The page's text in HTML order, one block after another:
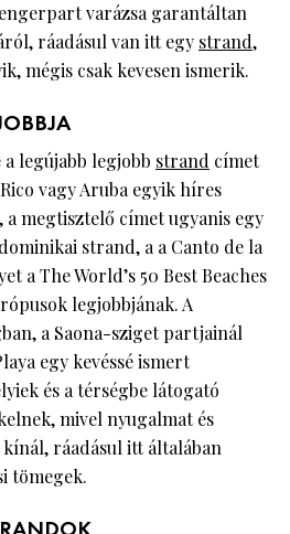
varázsa garantáltan
ráadásul van itt egy strand,
mégis csak kevesen ismerik.
legújabb legjobb strand címet
vagy Aruba egyik híres
a megtisztelő címet ugyanis egy
strand, a a Canto de la
a The World’s 50 Best Beaches
legjobbjának. A
a Saona-sziget partjainál
egy kevéssé ismert
és a térségbe látogató
mivel nyugalmat és
kínál, ráadásul itt általában
tömegek.